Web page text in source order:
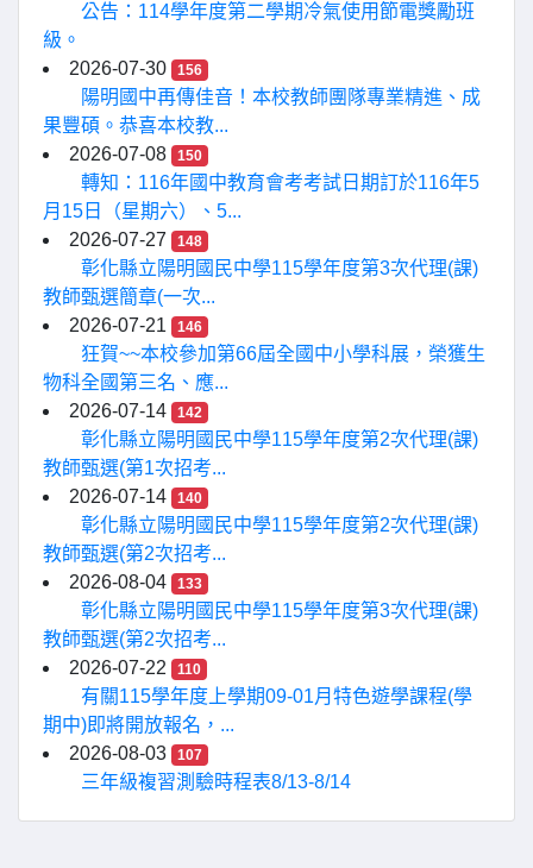
公告：114學年度第二學期冷氣使用節電獎勵班
級。
2026-07-30
156
陽明國中再傳佳音！本校教師團隊專業精進、成
果豐碩。恭喜本校教...
2026-07-08
150
轉知：116年國中教育會考考試日期訂於116年5
月15日（星期六）、5...
2026-07-27
148
彰化縣立陽明國民中學115學年度第3次代理(課)
教師甄選簡章(一次...
2026-07-21
146
狂賀~~本校參加第66屆全國中小學科展，榮獲生
物科全國第三名、應...
2026-07-14
142
彰化縣立陽明國民中學115學年度第2次代理(課)
教師甄選(第1次招考...
2026-07-14
140
彰化縣立陽明國民中學115學年度第2次代理(課)
教師甄選(第2次招考...
2026-08-04
133
彰化縣立陽明國民中學115學年度第3次代理(課)
教師甄選(第2次招考...
2026-07-22
110
有關115學年度上學期09-01月特色遊學課程(學
期中)即將開放報名，...
2026-08-03
107
三年級複習測驗時程表8/13-8/14